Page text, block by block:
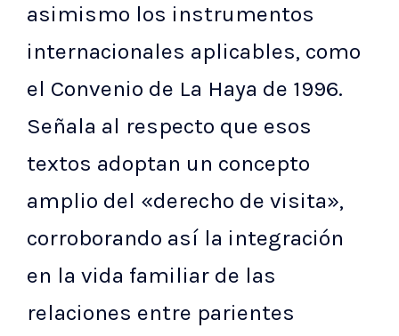
asimismo los instrumentos
internacionales aplicables, como
el Convenio de La Haya de 1996.
Señala al respecto que esos
textos adoptan un concepto
amplio del «derecho de visita»,
corroborando así la integración
en la vida familiar de las
relaciones entre parientes